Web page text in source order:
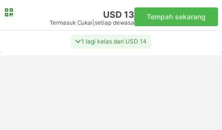
USD 13
Termasuk Cukai setiap dewasa
Tempah sekarang
1 lagi kelas dari USD 14